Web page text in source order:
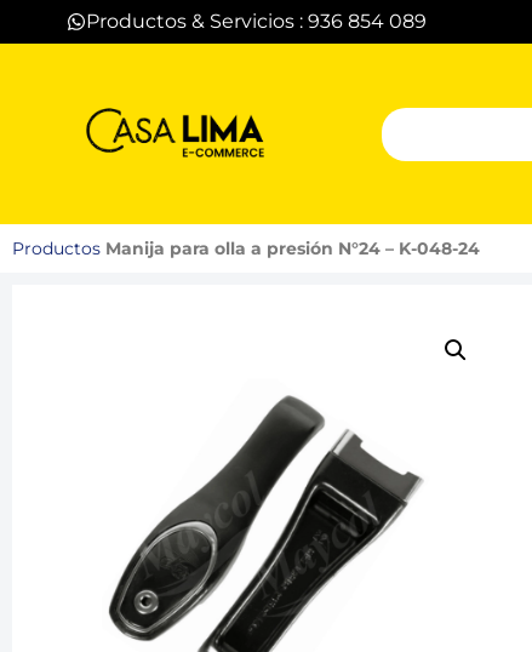
Productos & Servicios : 936 854 089
Productos Manija para olla a presión N°24 – K-048-24